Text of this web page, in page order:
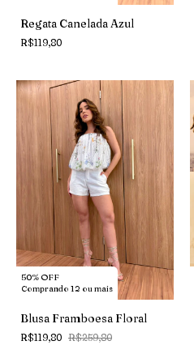
Regata Canelada Azul
R$119,80
50% OFF
Comprando 12 ou mais
Blusa Framboesa Floral
R$119,80 R$259,80